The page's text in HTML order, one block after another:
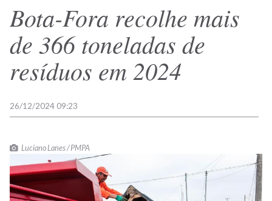
Bota-Fora recolhe mais
de 366 toneladas de
resíduos em 2024
26/12/2024 09:23
Luciano Lanes / PMPA